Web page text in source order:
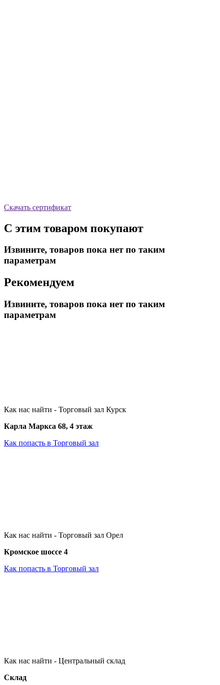
Скачать сертификат
С этим товаром покупают
Извините, товаров пока нет по таким
параметрам
Рекомендуем
Извините, товаров пока нет по таким
параметрам
Как нас найти - Торговый зал Курск
Карла Маркса 68, 4 этаж
Как попасть в Торговый зал
Как нас найти - Торговый зал Орел
Кромское шоссе 4
Как попасть в Торговый зал
Как нас найти - Центральный склад
Склад